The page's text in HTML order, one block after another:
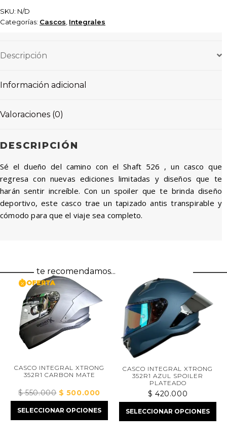
SKU: N/D
Categorías: Cascos Integrales
Descripción
Información adicional
Valoraciones (0)
DESCRIPCIÓN
Sé el dueño del camino con el Shaft 526 , un casco que
regresa con nuevas ediciones limitadas y diseños que te
harán sentir increíble. Con un spoiler que te brinda diseño
deportivo, este casco trae un tapizado antis transpirable y
cómodo para que el viaje sea completo.
te recomendamos...
CASCO INTEGRAL XTRONG
352R1 CARBON MATE
$550.000 El
precio
original
$ 500.000El
precio
actual
SELECCIONAR OPCIONES
CASCO INTEGRAL XTRONG
352R1 AZUL SPOILER
PLATEADO
$ 420.000
SELECCIONAR OPCIONES